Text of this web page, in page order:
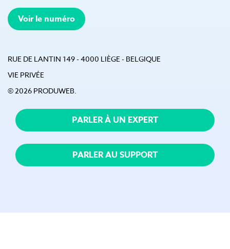
Voir le numéro
RUE DE LANTIN 149 - 4000 LIÈGE - BELGIQUE
VIE PRIVÉE
© 2026 PRODUWEB.
PARLER À UN EXPERT
PARLER AU SUPPORT